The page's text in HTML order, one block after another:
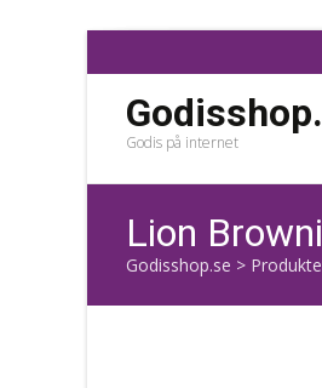
Godis på internet
Lion
Godisshop.se >